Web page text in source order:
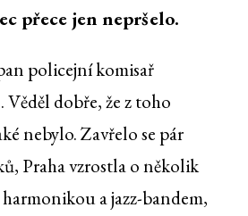
přece jen nepršelo.
policejní komisař
Věděl dobře, že z toho
nebylo. Zavřelo se pár
Praha vzrostla o několik
a jazz-bandem,